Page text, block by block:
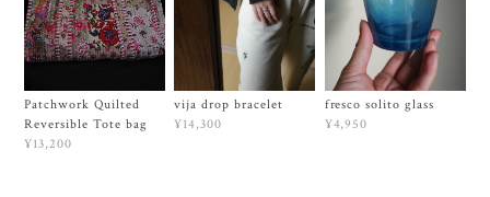
Patchwork Quilted
Reversible Tote bag
¥13,200
vija drop bracelet
¥14,300
fresco solito glass
¥4,950